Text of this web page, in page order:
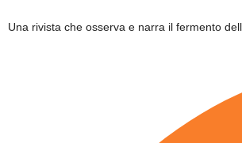
Una rivista che osserva e narra il fermento